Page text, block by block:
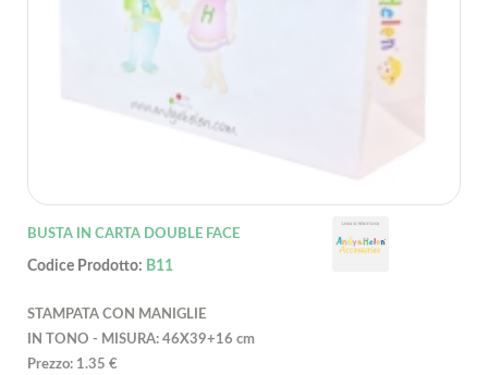
BUSTA IN CARTA DOUBLE FACE
Codice Prodotto: B11
STAMPATA CON MANIGLIE
IN TONO - MISURA: 46X39+16 cm
Prezzo: 1.35 €